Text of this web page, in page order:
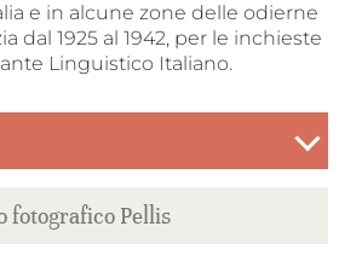
e in alcune zone delle odierne
dal 1925 al 1942, per le inchieste
Linguistico Italiano.